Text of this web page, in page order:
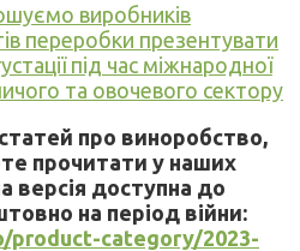
виробників
переробки презентувати
під час міжнародної
та овочевого сектору
про виноробство,
прочитати у наших
версія доступна до
на період війни:
category/2023-